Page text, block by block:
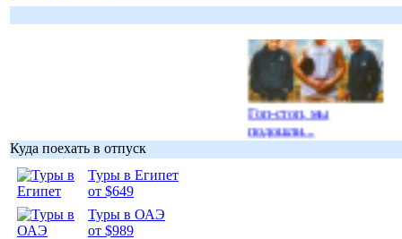
Гоп-стоп, мы
подошли...
Куда поехать в отпуск
Туры в Египет
от $649
Туры в ОАЭ
от $989